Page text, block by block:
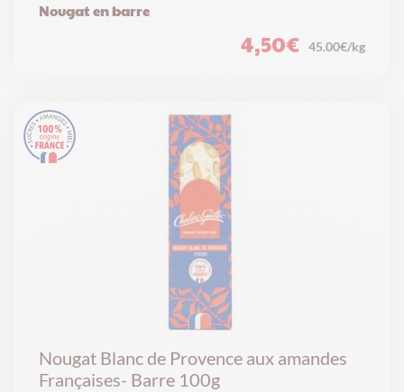
Nougat en barre
4,50€ 45.00€/kg
Nougat Blanc de Provence aux amandes
Françaises- Barre 100g